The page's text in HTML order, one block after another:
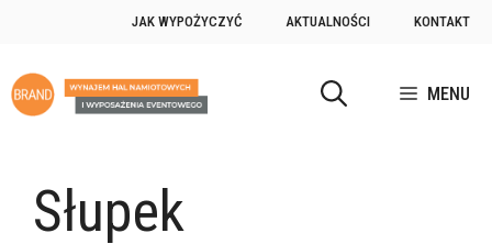
JAK WYPOŻYCZYĆ AKTUALNOŚCI KONTAKT
MENU
Słupek